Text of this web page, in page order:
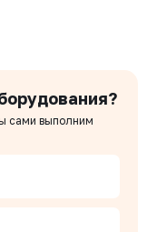
сами выполним